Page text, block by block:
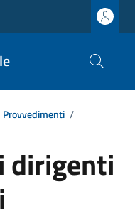
Provvedimenti /
dirigenti